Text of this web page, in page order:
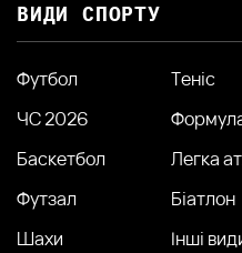
ВИДИ СПОРТУ
Футбол Теніс
ЧС 2026
Баскетбол
Легка
Футзал
Біатлон
Шахи
Інші